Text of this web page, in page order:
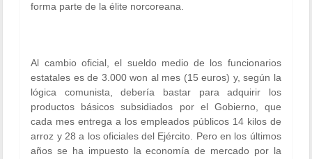
forma parte de la élite norcoreana.
Al cambio oficial, el sueldo medio de los funcionarios
estatales es de 3.000 won al mes (15 euros) y, según la
lógica comunista, debería bastar para adquirir los
productos básicos subsidiados por el Gobierno, que
cada mes entrega a los empleados públicos 14 kilos de
arroz y 28 a los oficiales del Ejército. Pero en los últimos
años se ha impuesto la economía de mercado por la